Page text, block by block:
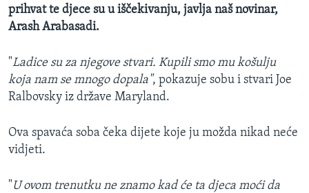
prihvat te djece su u iščekivanju, javlja naš novinar,
Arash Arabasadi.
"Ladice su za njegove stvari. Kupili smo mu košulju
koja nam se mnogo dopala", pokazuje sobu i stvari Joe
Ralbovsky iz države Maryland.
Ova spavaća soba čeka dijete koje ju možda nikad neće
vidjeti.
"U ovom trenutku ne znamo kad će ta djeca moći da